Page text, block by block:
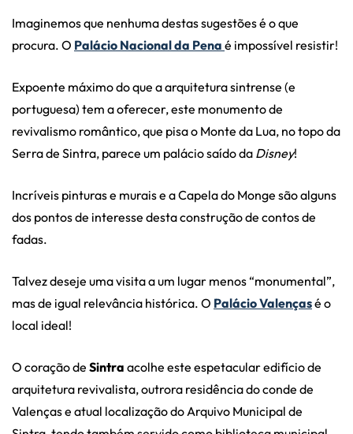
Imaginemos que nenhuma destas sugestões é o que
procura. O Palácio Nacional da Pena é impossível resistir!
Expoente máximo do que a arquitetura sintrense (e
portuguesa) tem a oferecer, este monumento de
revivalismo romântico, que pisa o Monte da Lua, no topo da
Serra de Sintra, parece um palácio saído da Disney!
Incríveis pinturas e murais e a Capela do Monge são alguns
dos pontos de interesse desta construção de contos de
fadas.
Talvez deseje uma visita a um lugar menos “monumental”,
mas de igual relevância histórica. O Palácio Valençasé o
local ideal!
O coração de Sintra acolhe este espetacular edifício de
arquitetura revivalista, outrora residência do conde de
Valenças e atual localização do Arquivo Municipal de